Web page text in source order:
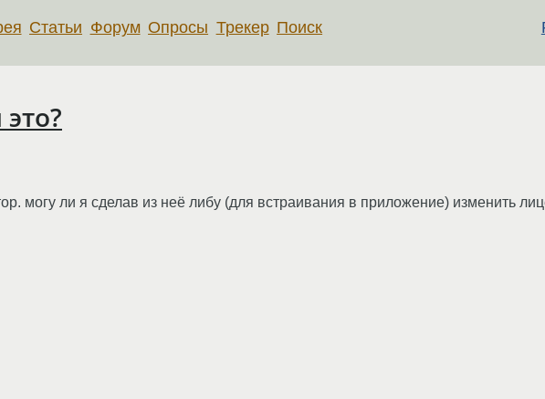
Статьи Форум Опросы Трекер Поиск
могу ли я сделав из неё либу (для встраивания в приложение) изменить